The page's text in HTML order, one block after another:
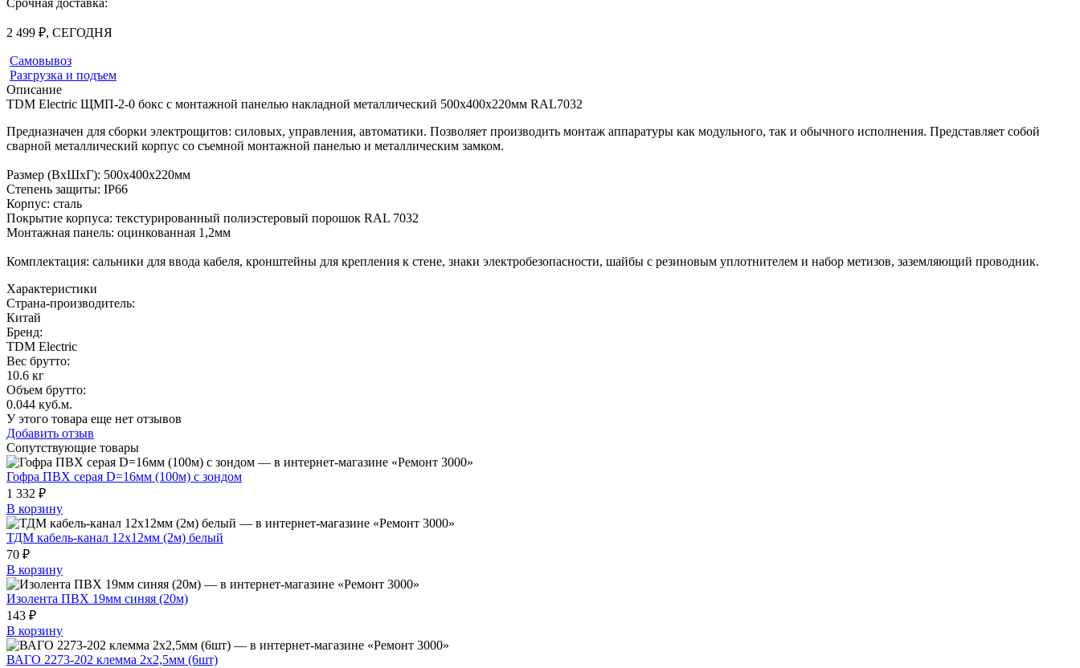
2 499 ₽, СЕГОДНЯ
Самовывоз
Разгрузка и подъем
Описание
TDM Electric ЩМП-2-0 бокс с монтажной панелью накладной металлический 500х400х220мм RAL7032
Предназначен для сборки электрощитов: силовых, управления, автоматики. Позволяет производить монтаж аппаратуры как модульного, так и обычного исполнения. Представляет собой
сварной металлический корпус со съемной монтажной панелью и металлическим замком.
Размер (ВхШхГ): 500х400х220мм
Степень защиты: IP66
Корпус: сталь
Покрытие корпуса: текстурированный полиэстеровый порошок RAL 7032
Монтажная панель: оцинкованная 1,2мм
Комплектация: сальники для ввода кабеля, кронштейны для крепления к стене, знаки электробезопасности, шайбы с резиновым уплотнителем и набор метизов, заземляющий проводник.
Характеристики
Страна-производитель:
Китай
Бренд:
TDM Electric
Вес брутто:
10.6 кг
Объем брутто:
0.044 куб.м.
У этого товара еще нет отзывов
Добавить отзыв
Сопутствующие товары
Гофра ПВХ серая D=16мм (100м) с зондом
1 332 ₽
В корзину
ТДМ кабель-канал 12х12мм (2м) белый
70 ₽
В корзину
Изолента ПВХ 19мм синяя (20м)
143 ₽
В корзину
ВАГО 2273-202 клемма 2х2,5мм (6шт)